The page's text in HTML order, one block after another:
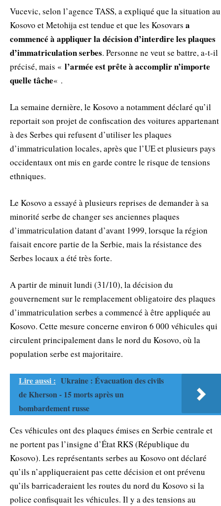
Vucevic, selon l’agence TASS, a expliqué que la situation au
Kosovo et Metohija est tendue et que les Kosovars a
commencé à appliquer la décision d’interdire les plaques
d’immatriculation serbes. Personne ne veut se battre, a-t-il
précisé, mais « l’armée est prête à accomplir n’importe
quelle tâche« .
La semaine dernière, le Kosovo a notamment déclaré qu’il
reportait son projet de confiscation des voitures appartenant
à des Serbes qui refusent d’utiliser les plaques
d’immatriculation locales, après que l’UE et plusieurs pays
occidentaux ont mis en garde contre le risque de tensions
ethniques.
Le Kosovo a essayé à plusieurs reprises de demander à sa
minorité serbe de changer ses anciennes plaques
d’immatriculation datant d’avant 1999, lorsque la région
faisait encore partie de la Serbie, mais la résistance des
Serbes locaux a été très forte.
A partir de minuit lundi (31/10), la décision du
gouvernement sur le remplacement obligatoire des plaques
d’immatriculation serbes a commencé à être appliquée au
Kosovo. Cette mesure concerne environ 6 000 véhicules qui
circulent principalement dans le nord du Kosovo, où la
population serbe est majoritaire.
Lire aussi : Ukraine : Évacuation des civils
de Kherson - 15 morts après un
bombardement russe
Ces véhicules ont des plaques émises en Serbie centrale et
ne portent pas l’insigne d’État RKS (République du
Kosovo). Les représentants serbes au Kosovo ont déclaré
qu’ils n’appliqueraient pas cette décision et ont prévenu
qu’ils barricaderaient les routes du nord du Kosovo si la
police confisquait les véhicules. Il y a des tensions au